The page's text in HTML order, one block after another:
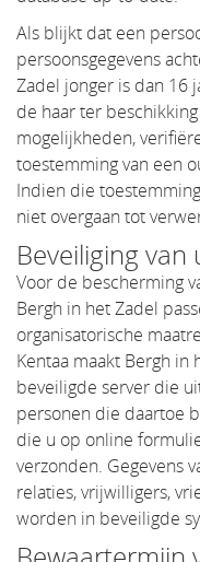
Als blijkt dat een
persoonsgegevens
Zadel jonger is dan 16
de haar ter
mogelijkheden,
toestemming van een
Indien die
niet overgaan tot
Beveiliging van
Voor de bescherming
Bergh in het Zadel
organisatorische
Kentaa maakt Bergh in
beveiligde server die
personen die daartoe
die u op online
verzonden. Gegevens
relaties, vrijwilligers,
worden in beveiligde